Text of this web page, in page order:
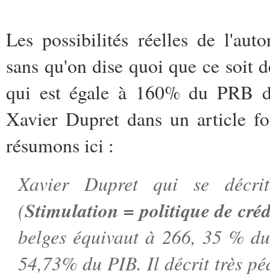
Les possibilités réelles de
sans qu'on dise quoi que ce soit
qui est égale à 160% du PRB
Xavier Dupret dans un article
résumons ici :
Xavier Dupret qui se
(Stimulation = politique de
belges équivaut à 266, 35 %
54,73% du PIB. Il décrit très